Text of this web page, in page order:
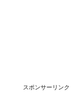
スポンサーリンク